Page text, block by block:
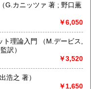
術工芸、国語国文、外国
￥6,050
（M.デービス,
訳）
￥3,520
病理をめざして （小出浩之 著）
￥1,650